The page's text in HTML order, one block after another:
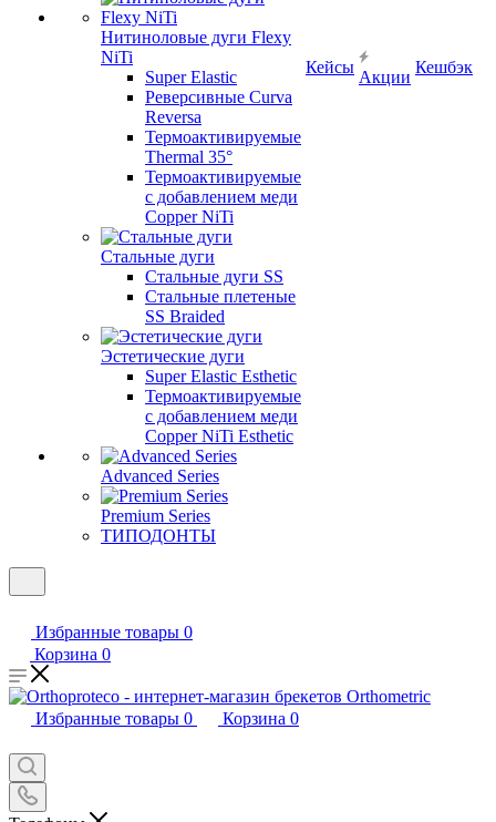
Нитиноловые дуги Flexy
NiTi
Super Elastic
Реверсивные Curva
Reversa
Термоактивируемые
Thermal 35°
Термоактивируемые
с добавлением меди
Copper NiTi
Стальные дуги
Стальные дуги SS
Стальные плетеные
SS Braided
Эстетические дуги
Super Elastic Esthetic
Термоактивируемые
с добавлением меди
Copper NiTi Esthetic
Advanced Series
Premium Series
ТИПОДОНТЫ
Кейсы
Акции
Кешбэк
Избранные товары 0
Корзина 0
Избранные товары 0 Корзина 0